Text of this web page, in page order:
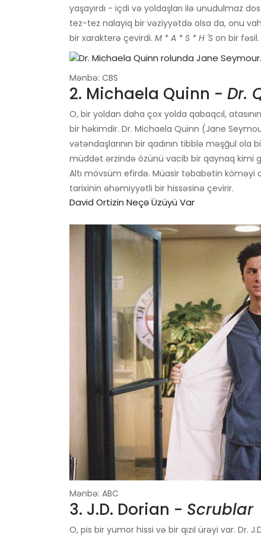
yaşayırdı - içdi və yoldaşları ilə unudulmaz
tez-tez nalayiq bir vəziyyətdə olsa da, onu
bir xarakterə çevirdi. M * A * S * H 'S on bir fəsil.
Mənbə: CBS
2. Michaela Quinn - Dr.
O, bir yoldan daha çox yolda qabaqcıl,
bir həkimdir. Dr. Michaela Quinn (Jane
vətəndaşlarının bir qadının tibblə məşğul
müddət ərzində özünü vacib bir qaynaq kimi
Altı mövsüm efirdə. Müasir təbabətin köməyi
tarixinin əhəmiyyətli bir hissəsinə çevirir.
David Ortizin Neçə Üzüyü Var
Mənbə: ABC
3. J.D. Dorian - Scrublar
O, pis bir yumor hissi və bir qızıl ürəyi var.